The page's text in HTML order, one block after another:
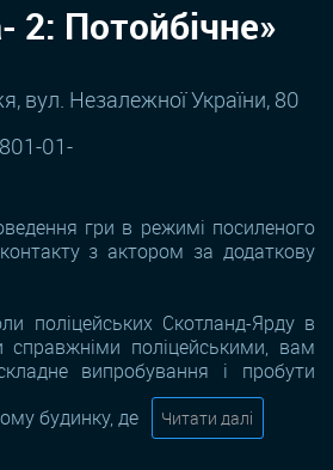
2: Потойбічне»
вул. Незалежної України, 80
01-
гри в режимі посиленого
з актором за додаткову
поліцейських Скотланд-Ярду в
поліцейськими, вам
випробування і пробути
будинку, де
Читати далі